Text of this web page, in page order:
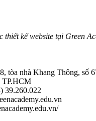
thiết kế website tại Green
tòa nhà Khang Thông, số
TP.HCM
39.260.022